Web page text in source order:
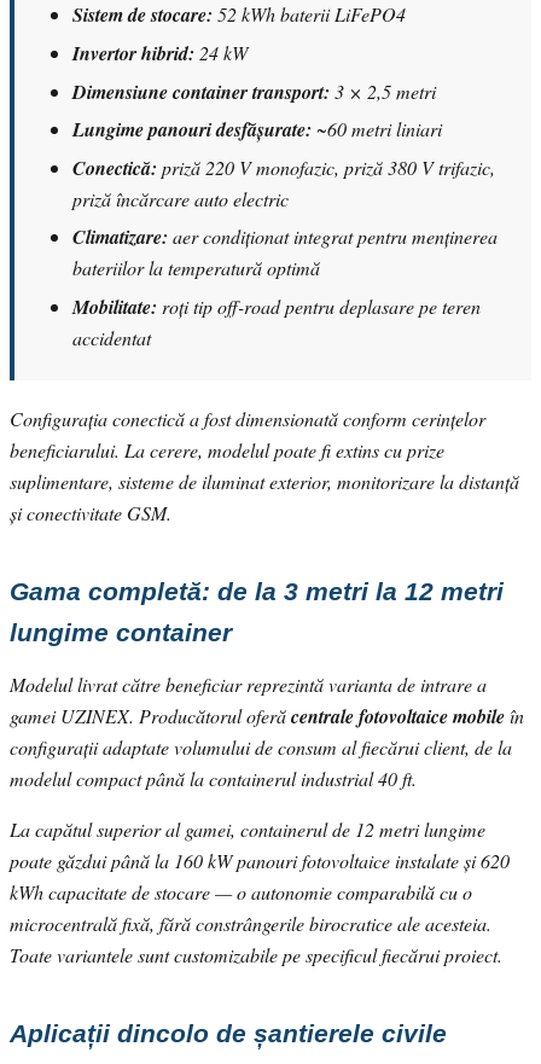
Sistem de stocare: 52 kWh baterii LiFePO4
Invertor hibrid: 24 kW
Dimensiune container transport: 3 × 2,5 metri
Lungime panouri desfășurate: ~60 metri liniari
Conectică: priză 220 V monofazic, priză 380 V trifazic,
priză încărcare auto electric
Climatizare: aer condiționat integrat pentru menținerea
bateriilor la temperatură optimă
Mobilitate: roți tip off-road pentru deplasare pe teren
accidentat
Configurația conectică a fost dimensionată conform cerințelor
beneficiarului. La cerere, modelul poate fi extins cu prize
suplimentare, sisteme de iluminat exterior, monitorizare la distanță
și conectivitate GSM.
Gama completă: de la 3 metri la 12 metri
lungime container
Modelul livrat către beneficiar reprezintă varianta de intrare a
gamei UZINEX. Producătorul oferăcentrale fotovoltaice mobileîn
configurații adaptate volumului de consum al fiecărui client, de la
modelul compact până la containerul industrial 40 ft.
La capătul superior al gamei, containerul de 12 metri lungime
poate găzdui până la 160 kW panouri fotovoltaice instalate și 620
kWh capacitate de stocare — o autonomie comparabilă cu o
microcentrală fixă, fără constrângerile birocratice ale acesteia.
Toate variantele sunt customizabile pe specificul fiecărui proiect.
Aplicații dincolo de șantierele civile